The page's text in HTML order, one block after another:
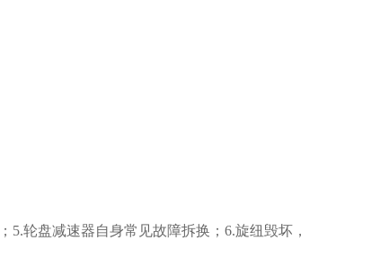
轮盘减速器自身常见故障拆换；6.旋纽毁坏，